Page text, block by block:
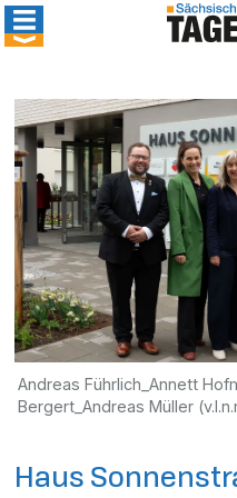
Andreas Führlich_Annett
Bergert_Andreas Müller
Haus